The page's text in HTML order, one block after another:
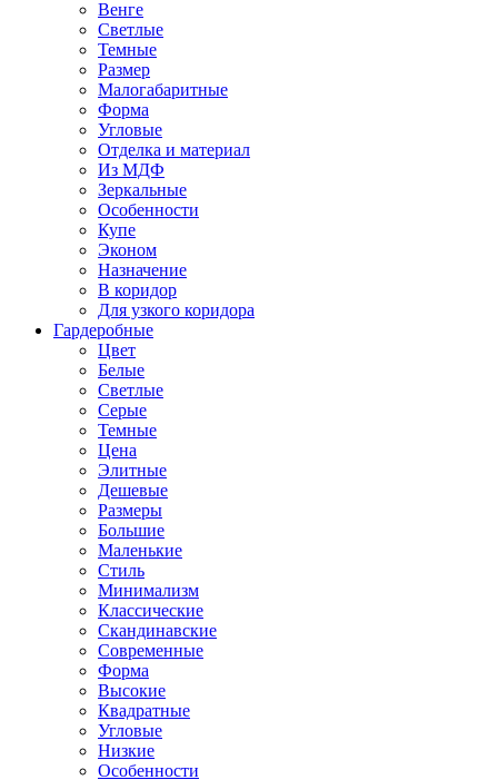
Венге
Светлые
Темные
Размер
Малогабаритные
Форма
Угловые
Отделка и материал
Из МДФ
Зеркальные
Особенности
Купе
Эконом
Назначение
В коридор
Для узкого коридора
Гардеробные
Цвет
Белые
Светлые
Серые
Темные
Цена
Элитные
Дешевые
Размеры
Большие
Маленькие
Стиль
Минимализм
Классические
Скандинавские
Современные
Форма
Высокие
Квадратные
Угловые
Низкие
Особенности